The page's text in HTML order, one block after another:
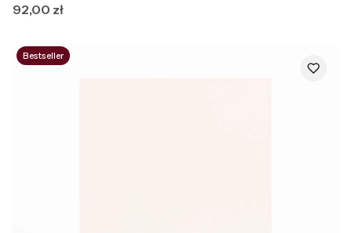
Cena
92,00 zł
Bestseller